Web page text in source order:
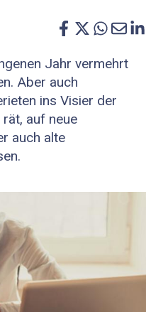
Jahr vermehrt
Aber auch
ins Visier der
auf neue
auch alte